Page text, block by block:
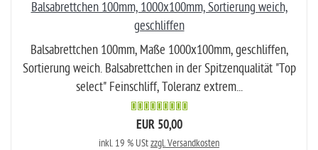
Balsabrettchen 100mm, 1000x100mm, Sortierung weich,
geschliffen
Balsabrettchen 100mm, Maße 1000x100mm, geschliffen,
Sortierung weich. Balsabrettchen in der Spitzenqualität "Top
select" Feinschliff, Toleranz extrem...
EUR 50,00
inkl. 19 % UStzzgl. Versandkosten